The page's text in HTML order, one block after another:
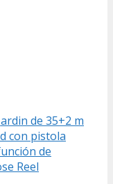
de 35+2 m
con pistola
de
Reel